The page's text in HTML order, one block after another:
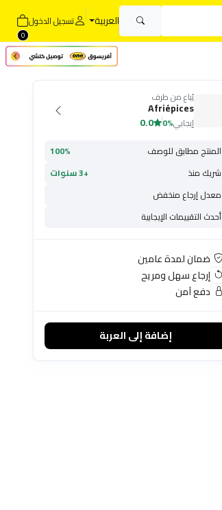
العربية تسجيل الدخول
0
يُباع من طرف
Afriépices
إيجابي0%
0.0
المنتج مطابق للوصف
100%
شريك منذ
+3 سنوات
معدل إرجاع منخفض
أحدث التقييمات الإيجابية
ضمان لمدة عامين
إرجاع سهل ومريح
دفع آمن
إضافة إلى العربة